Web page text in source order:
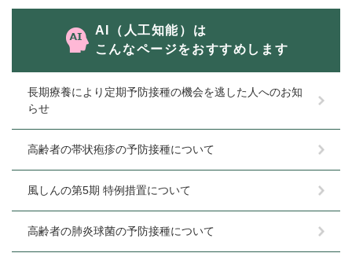
AI（人工知能）は
こんなページをおすすめします
長期療養により定期予防接種の機会を逃した人へのお知
らせ
高齢者の帯状疱疹の予防接種について
風しんの第5期 特例措置について
高齢者の肺炎球菌の予防接種について